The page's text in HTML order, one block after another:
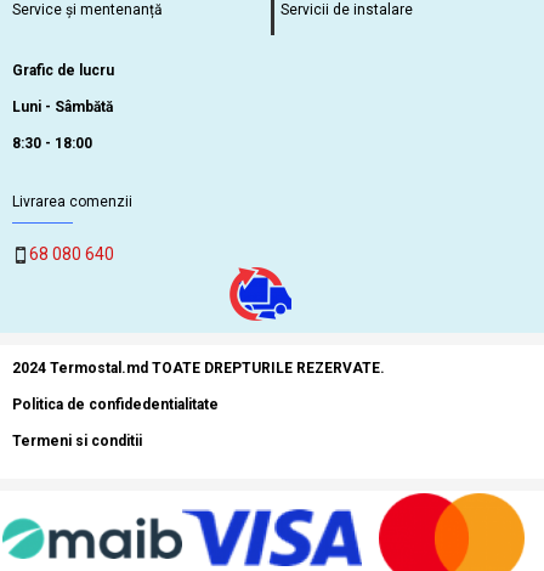
Service și mentenanță Servicii de instalare
Grafic de lucru
Luni - Sâmbătă
8:30 - 18:00
Livrarea comenzii
68 080 640
2024 Termostal.md TOATE DREPTURILE REZERVATE.
Politica de confidedentialitate
Termeni si conditii